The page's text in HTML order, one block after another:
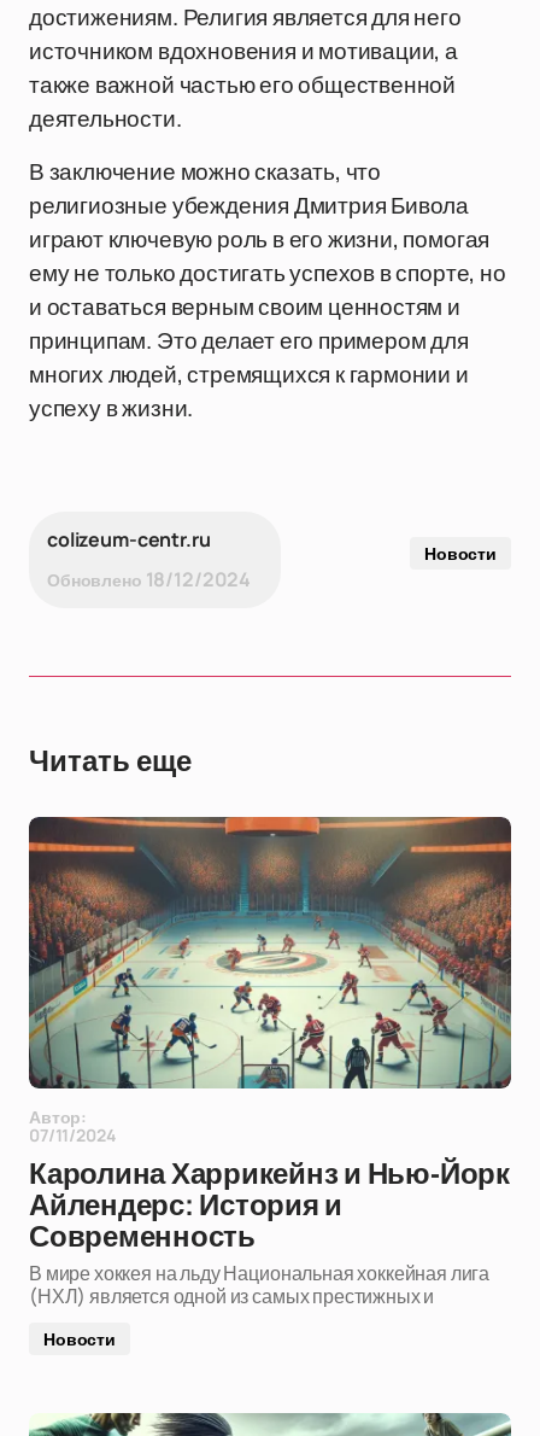
достижениям. Религия является для него
источником вдохновения и мотивации, а
также важной частью его общественной
деятельности.
В заключение можно сказать, что
религиозные убеждения Дмитрия Бивола
играют ключевую роль в его жизни, помогая
ему не только достигать успехов в спорте, но
и оставаться верным своим ценностям и
принципам. Это делает его примером для
многих людей, стремящихся к гармонии и
успеху в жизни.
colizeum-centr.ru
Обновлено 18/12/2024
Новости
Читать еще
Автор:
07/11/2024
Каролина Харрикейнз и Нью-Йорк
Айлендерс: История и
Современность
В мире хоккея на льду Национальная хоккейная лига
(НХЛ) является одной из самых престижных и
Новости